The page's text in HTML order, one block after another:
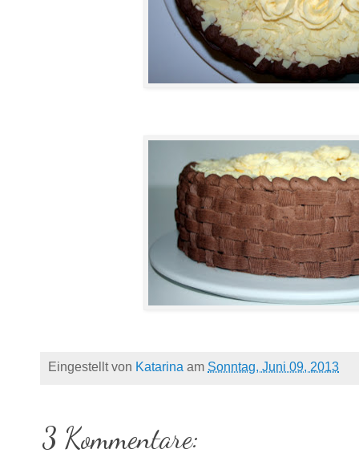
Eingestellt von Katarina am Sonntag, Juni 09, 2013
3 Kommentare: